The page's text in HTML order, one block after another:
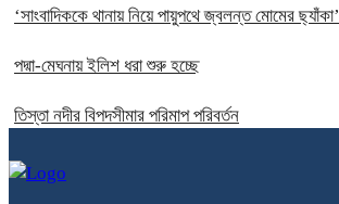
‘সাংবাদিককে থানায় নিয়ে পায়ুপথে জ্বলন্ত মোমের ছ্যাঁকা’
পদ্মা-মেঘনায় ইলিশ ধরা শুরু হচ্ছে
তিস্তা নদীর বিপদসীমার পরিমাপ পরিবর্তন